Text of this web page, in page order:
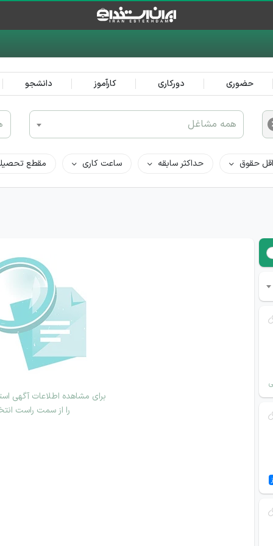
حضوری دورکاری کارآموز دانشجو
همه مشاغل
حقوق حداکثر سابقه ساعت کاری مقطع
برای مشاهده اطلاعات آگهی
را از سمت راست